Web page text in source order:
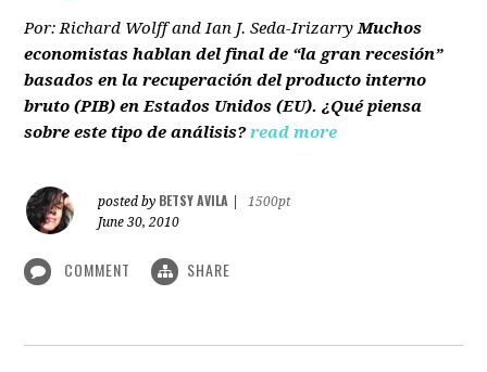
Por: Richard Wolff and Ian J. Seda-Irizarry Muchos
economistas hablan del final de “la gran recesión”
basados en la recuperación del producto interno
bruto(PIB)en Estados Unidos(EU). ¿Qué piensa
sobre este tipo de análisis? read more
posted by BETSY AVILA
1500pt
June 30, 2010
COMMENT SHARE